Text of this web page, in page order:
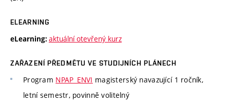
ELEARNING
eLearning: aktuální otevřený kurz
ZAŘAZENÍ PŘEDMĚTU VE STUDIJNÍCH PLÁNECH
Program NPAP_ENVI magisterský navazující 1 ročník,
letní semestr, povinně volitelný